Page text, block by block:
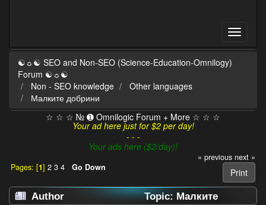
☯☼☯ SEO and Non-SEO (Science-Education-Omnilogy)
Forum ☯☼☯
Non - SEO knowledge
Other languages
Малките добрини
☆ ☆ ☆ № ➊ Omnilogic Forum + More ☆ ☆ ☆
Your ad here just for $2 per day!
- - -
Your ads here ($2/day)!
« previous next »
Print
Pages: [1] 2 3 4 Go Down
Author
Topic: Малките